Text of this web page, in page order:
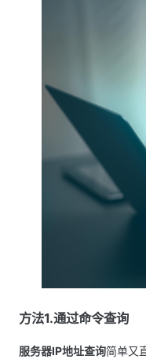
方法1.通过命令查询
服务器IP地址查询简单又